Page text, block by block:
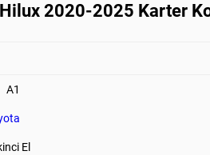
2020-2025 Karter
A1
El